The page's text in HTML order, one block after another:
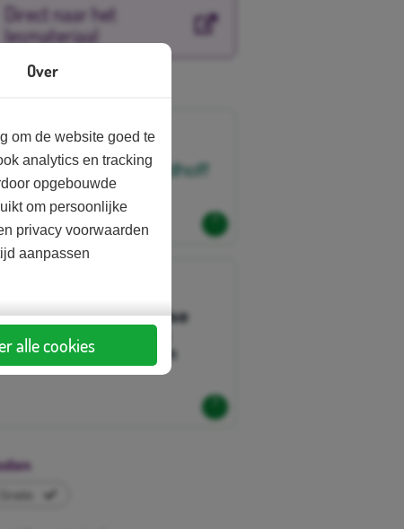
Direct naar het
lesmateriaal
Over
om de website goed te
analytics en tracking
opgebouwde
om persoonlijke
privacy voorwaarden
aanpassen
alle cookies